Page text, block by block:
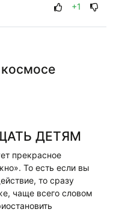
+1
ДЕТЯМ
прекрасное
То есть если вы
то сразу
чаще всего словом